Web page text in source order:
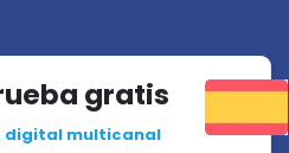
gratis
digital multicanal